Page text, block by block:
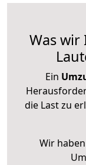
Was
Ein
die Last zu
Wir